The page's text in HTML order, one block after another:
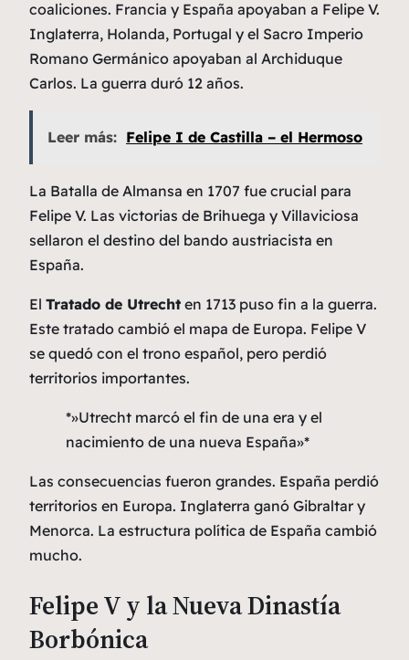
coaliciones. Francia y España apoyaban a Felipe V.
Inglaterra, Holanda, Portugal y el Sacro Imperio
Romano Germánico apoyaban al Archiduque
Carlos. La guerra duró 12 años.
Leer más: Felipe I de Castilla – el Hermoso
La Batalla de Almansa en 1707 fue crucial para
Felipe V. Las victorias de Brihuega y Villaviciosa
sellaron el destino del bando austriacista en
España.
El Tratado de Utrecht en 1713 puso fin a la guerra.
Este tratado cambió el mapa de Europa. Felipe V
se quedó con el trono español, pero perdió
territorios importantes.
*»Utrecht marcó el fin de una era y el
nacimiento de una nueva España»*
Las consecuencias fueron grandes. España perdió
territorios en Europa. Inglaterra ganó Gibraltar y
Menorca. La estructura política de España cambió
mucho.
Felipe V y la Nueva Dinastía
Borbónica